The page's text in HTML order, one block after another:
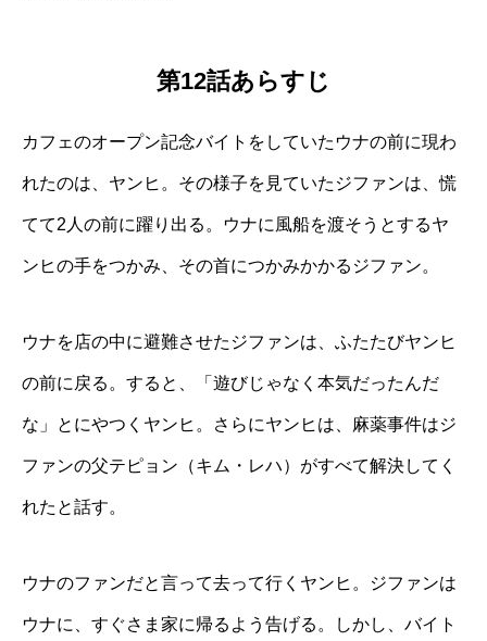
第12話あらすじ
カフェのオープン記念バイトをしていたウナの前に現わ
れたのは、ヤンヒ。その様子を見ていたジファンは、慌
てて2人の前に躍り出る。ウナに風船を渡そうとするヤ
ンヒの手をつかみ、その首につかみかかるジファン。
ウナを店の中に避難させたジファンは、ふたたびヤンヒ
の前に戻る。すると、「遊びじゃなく本気だったんだ
な」とにやつくヤンヒ。さらにヤンヒは、麻薬事件はジ
ファンの父テピョン（キム・レハ）がすべて解決してく
れたと話す。
ウナのファンだと言って去って行くヤンヒ。ジファンは
ウナに、すぐさま家に帰るよう告げる。しかし、バイト